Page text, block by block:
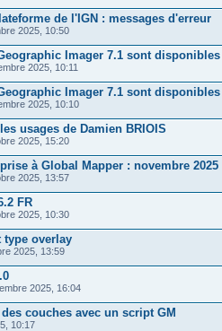
de l'IGN : messages d'erreur
2025, 10:50
Imager 7.1 sont disponibles
2025, 10:11
Imager 7.1 sont disponibles
2025, 10:10
usages de Damien BRIOIS
2025, 15:20
à Global Mapper : novembre 2025
2025, 13:57
FR
2025, 10:30
type overlay
2025, 13:59
2025, 16:04
couches avec un script GM
10:17